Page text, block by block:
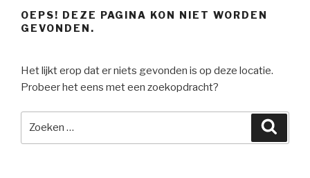
OEPS! DEZE PAGINA KON NIET WORDEN
GEVONDEN.
Het lijkt erop dat er niets gevonden is op deze locatie.
Probeer het eens met een zoekopdracht?